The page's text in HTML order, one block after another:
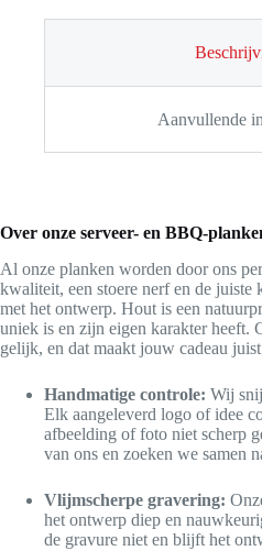
Aanvullende
Over onze serveer- en BBQ-
Al onze planken worden door ons
kwaliteit, een stoere nerf en de juiste
met het ontwerp. Hout is een
uniek is en zijn eigen karakter heeft.
gelijk, en dat maakt jouw cadeau
Handmatige controle: Wij
Elk aangeleverd logo of idee
afbeelding of foto niet scherp
van ons en zoeken we samen
Vlijmscherpe gravering:
het ontwerp diep en
de gravure niet en blijft het